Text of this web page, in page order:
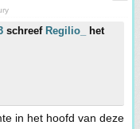
schreef Regilio_
het
in het hoofd van deze